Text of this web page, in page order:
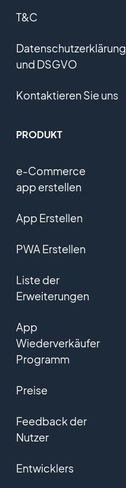
T&C
Datenschutzerklärung
und DSGVO
Kontaktieren Sie uns
PRODUKT
e-Commerce
app erstellen
App Erstellen
PWA Erstellen
Liste der
Erweiterungen
App
Wiederverkäufer
Programm
Preise
Feedback der
Nutzer
Entwicklers